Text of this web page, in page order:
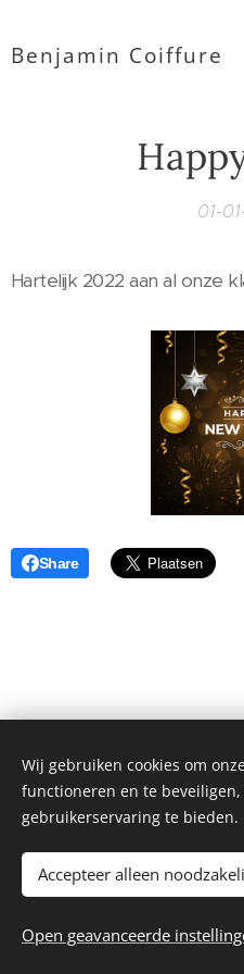
Benjamin Coiffure
01-
Hartelijk 2022 aan al onze
Share
Website by
Wij gebruiken cookies om
functioneren en te
gebruikerservaring te bieden.
Accepteer alleen
Open geavanceerde